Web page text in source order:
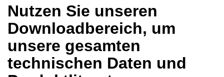
Nutzen Sie unseren
Downloadbereich, um
unsere gesamten
technischen Daten und